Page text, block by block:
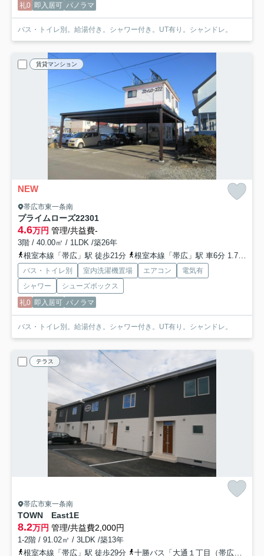
礼0 即入居可 パノラマ
バス・トイレ別。給湯付き。シャワー付き。UT有り。シャンドレ。
賃貸マンション
NEW
帯広市東一条南
プライムローズ22301
4.6万円 管理/共益費-
3階 / 40.00㎡ / 1LDK /築26年
根室本線「帯広」駅 徒歩21分
根室本線「帯広」駅 車6分 1.7km
バス・トイレ別 室内洗濯機置場 エアコン
電気有
シャワー
シューズボックス
礼0 即入居可 パノラマ
バス・トイレ別。給湯付き。シャワー付き。UT有り。シャンドレ。
テラス
帯広市東一条南
TOWN East1E
8.2万円 管理/共益費2,000円
1-2階 / 91.02㎡ / 3LDK /築13年
根室本線「帯広」駅 徒歩29分
十勝バス「大通１丁目（帯広市）」バス停下車 徒歩2分